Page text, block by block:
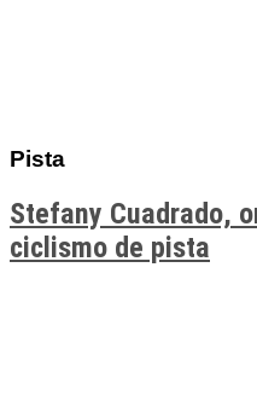
Pista
Stefany Cuadrado,
ciclismo de pista